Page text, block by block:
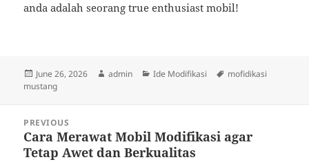
anda adalah seorang true enthusiast mobil!
Posted
on
June 26, 2026 Author
admin Categories
Ide Modifikasi Tags
mofidikasi
mustang
navigation
PREVIOUS
Previous
post:
Cara Merawat Mobil Modifikasi agar
Tetap Awet dan Berkualitas